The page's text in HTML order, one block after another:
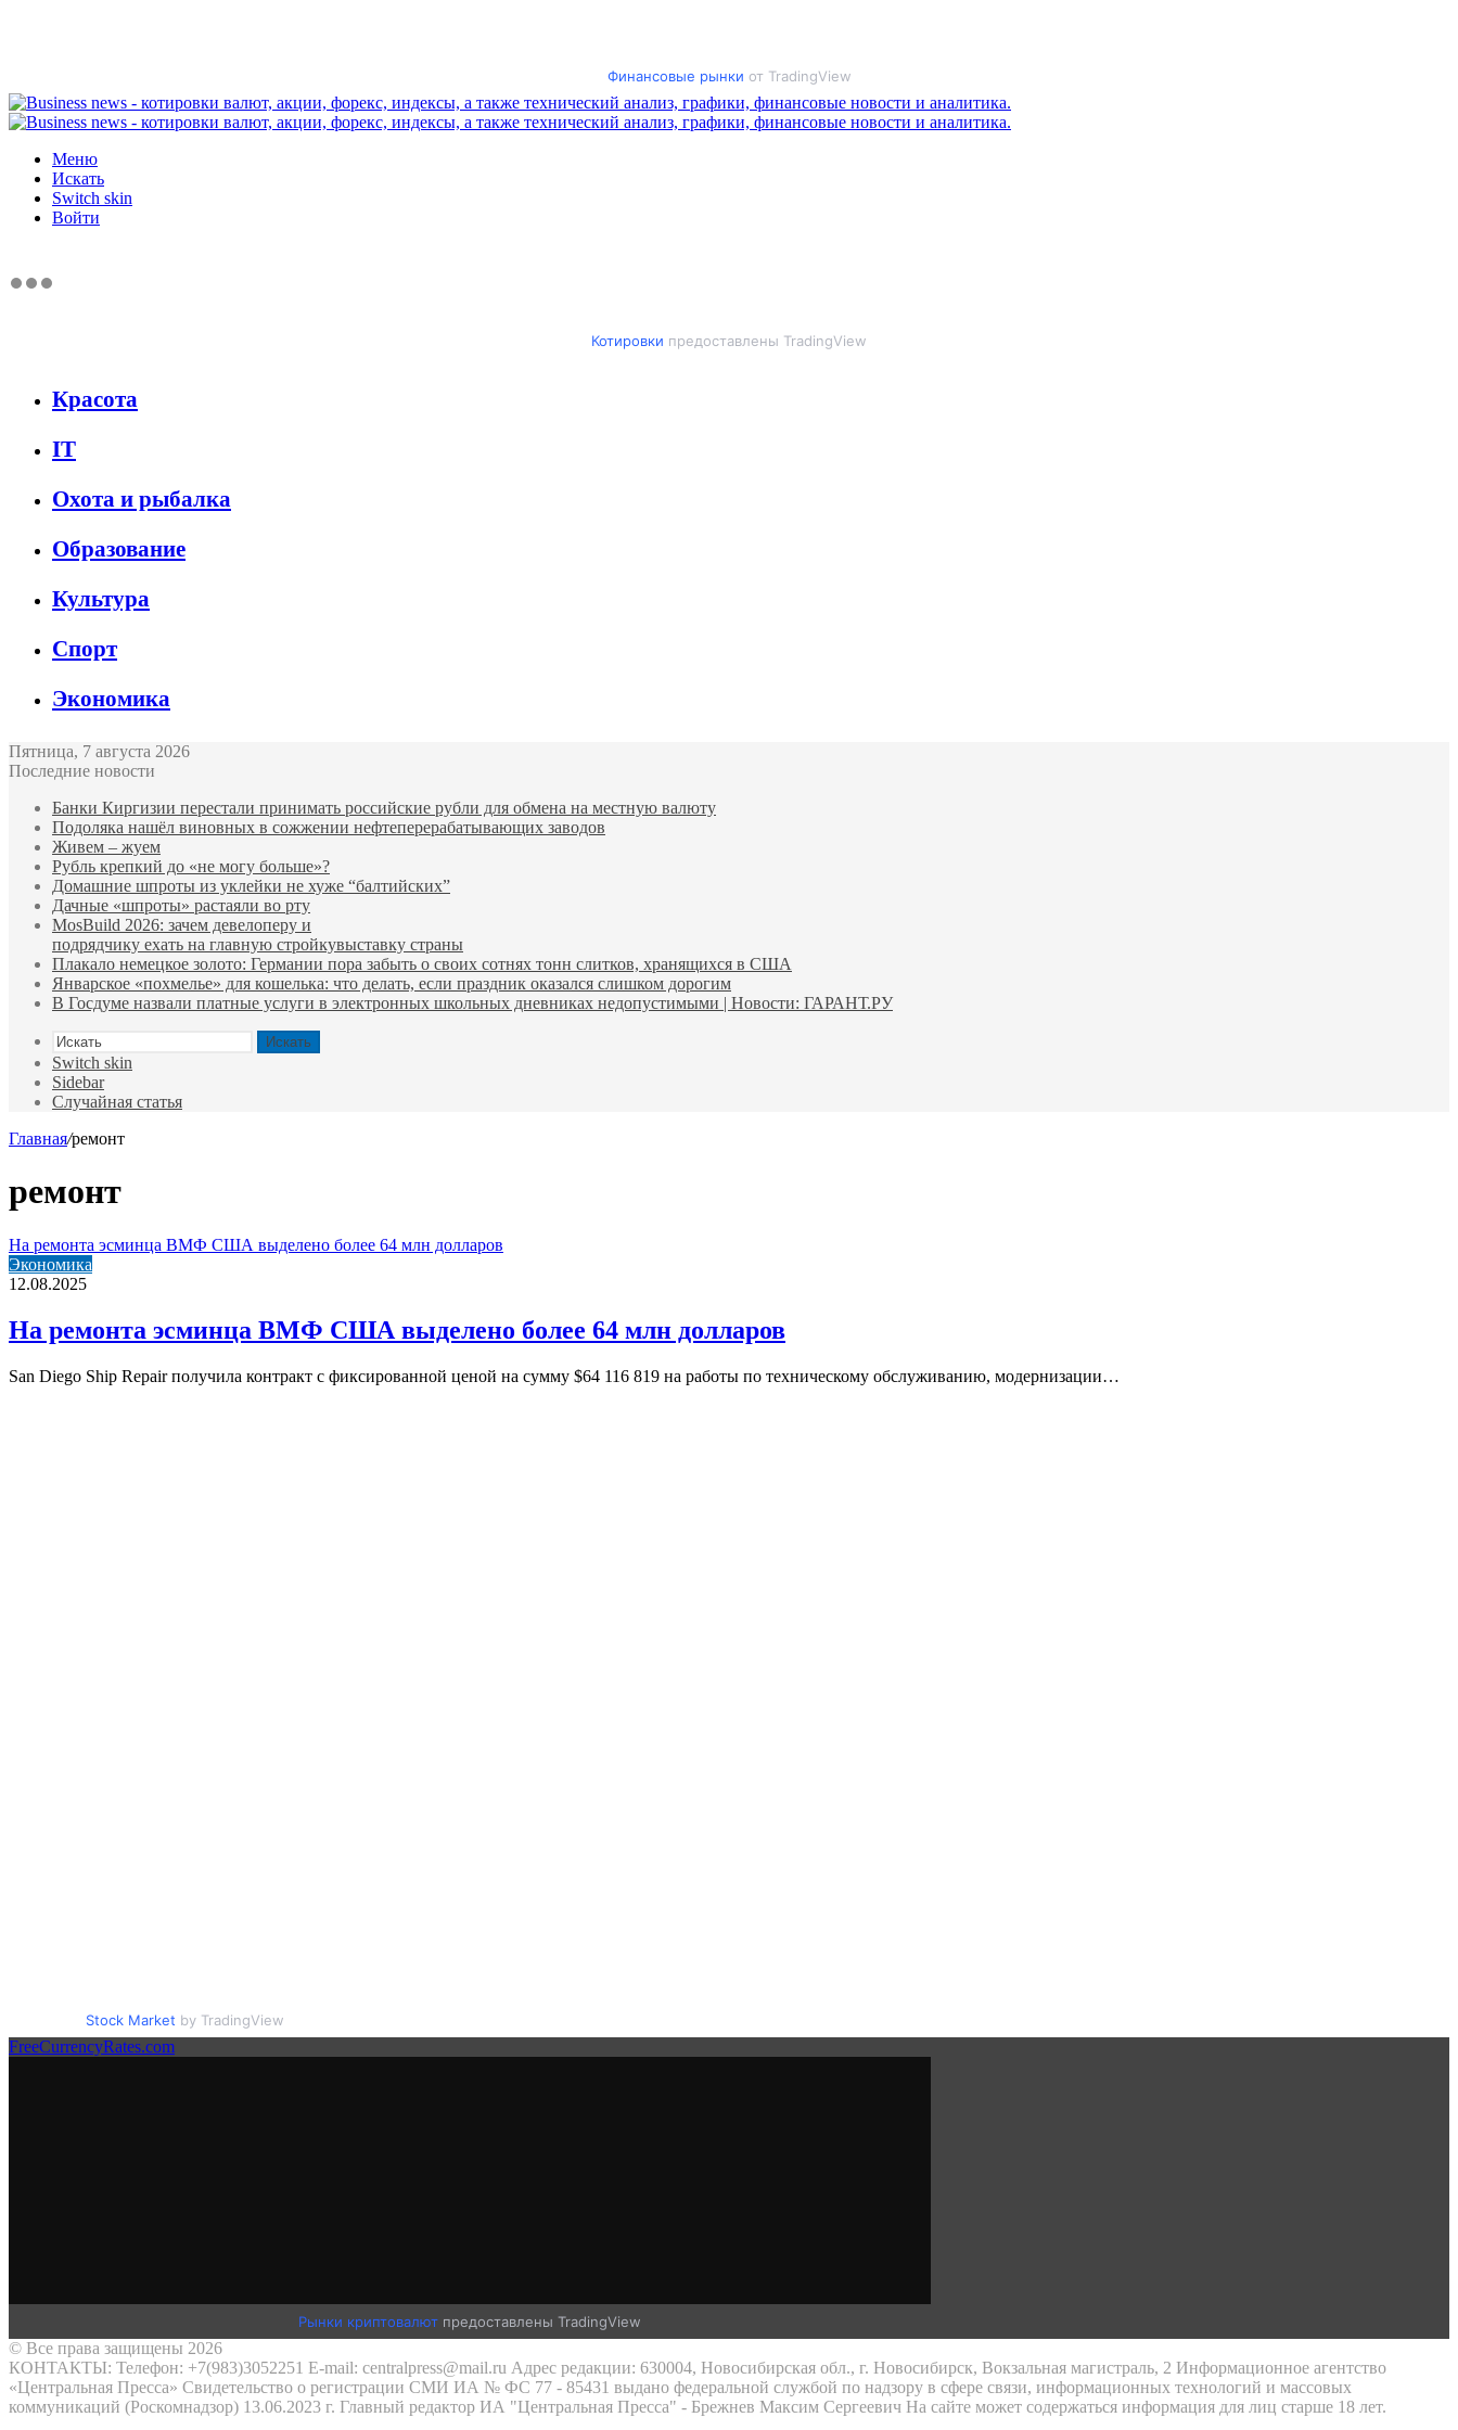
Финансовые рынки от TradingView
Меню
Искать
Switch skin
Войти
Котировки предоставлены TradingView
Красота
IT
Охота и рыбалка
Образование
Культура
Спорт
Экономика
Пятница, 7 августа 2026
Последние новости
Банки Киргизии перестали принимать российские рубли для обмена на местную валюту
Подоляка нашёл виновных в сожжении нефтеперерабатывающих заводов
Живем – жуем
Рубль крепкий до «не могу больше»?
Домашние шпроты из уклейки не хуже “балтийских”
Дачные «шпроты» растаяли во рту
MosBuild 2026: зачем девелоперу и
подрядчиĸу ехать на главную стройĸувыставĸу страны
Плакало немецкое золото: Германии пора забыть о своих сотнях тонн слитков, хранящихся в США
Январское «похмелье» для кошелька: что делать, если праздник оказался слишком дорогим
В Госдуме назвали платные услуги в электронных школьных дневниках недопустимыми | Новости: ГАРАНТ.РУ
Искать
Switch skin
Sidebar
Случайная статья
Главная/ремонт
ремонт
На ремонта эсминца ВМФ США выделено более 64 млн долларов
Экономика
12.08.2025
На ремонта эсминца ВМФ США выделено более 64 млн долларов
San Diego Ship Repair получила контракт с фиксированной ценой на сумму $64 116 819 на работы по техническому обслуживанию, модернизации…
Stock Market by TradingView
FreeCurrencyRates.com
Рынки криптовалют предоставлены TradingView
© Все права защищены 2026
КОНТАКТЫ: Телефон: +7(983)3052251 E-mail: centralpress@mail.ru Адрес редакции: 630004, Новосибирская обл., г. Новосибирск, Вокзальная магистраль, 2 Информационное агентство
«Центральная Пресса» Свидетельство о регистрации СМИ ИА № ФС 77 - 85431 выдано федеральной службой по надзору в сфере связи, информационных технологий и массовых
коммуникаций (Роскомнадзор) 13.06.2023 г. Главный редактор ИА "Центральная Пресса" - Брежнев Максим Сергеевич На сайте может содержаться информация для лиц старше 18 лет.